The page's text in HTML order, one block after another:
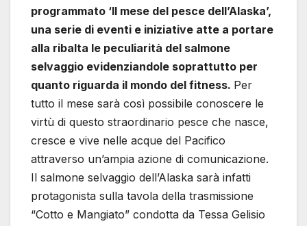
programmato ‘Il mese del pesce dell’Alaska’,
una serie di eventi e iniziative atte a portare
alla ribalta le peculiarità del salmone
selvaggio evidenziandole soprattutto per
quanto riguarda il mondo del fitness. Per
tutto il mese sarà così possibile conoscere le
virtù di questo straordinario pesce che nasce,
cresce e vive nelle acque del Pacifico
attraverso un’ampia azione di comunicazione.
Il salmone selvaggio dell’Alaska sarà infatti
protagonista sulla tavola della trasmissione
“Cotto e Mangiato” condotta da Tessa Gelisio